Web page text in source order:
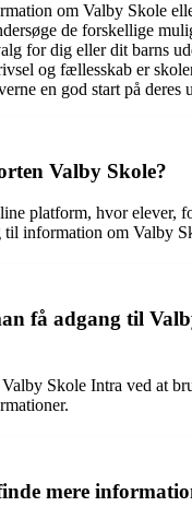
om Valby Skole
de forskellige
for dig eller dit barns
og fællesskab er
en god start på deres
Valby Skole?
platform, hvor elever,
til information om Valby
få adgang til
Skole Intra ved at
mere